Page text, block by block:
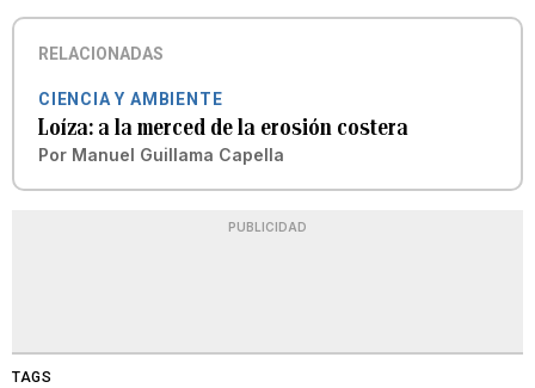
RELACIONADAS
CIENCIA Y AMBIENTE
Loíza: a la merced de la erosión costera
Por Manuel Guillama Capella
PUBLICIDAD
TAGS